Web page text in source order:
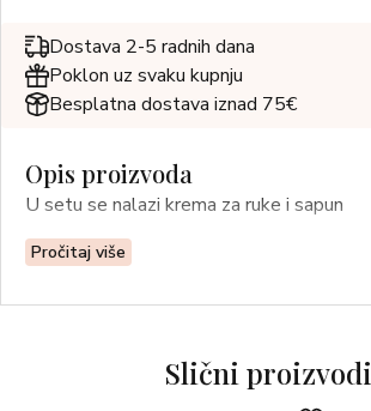
Dostava 2-5 radnih dana
Poklon uz svaku kupnju
Besplatna dostava iznad 75€
Opis proizvoda
U setu se nalazi krema za ruke i sapun
Pročitaj više
Slični proizvodi